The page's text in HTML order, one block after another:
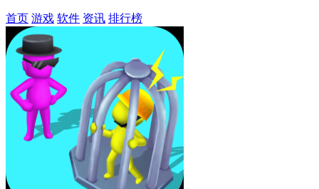
首页 游戏 软件 资讯 排行榜